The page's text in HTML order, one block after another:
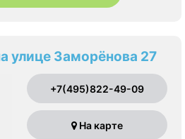
улице Заморёнова 27
+7(495)822-49-09
На карте